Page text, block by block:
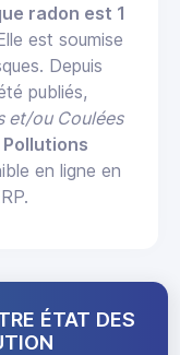
radon est 1
est soumise
Depuis
publiés,
et/ou Coulées
en ligne en
ÉTAT DES